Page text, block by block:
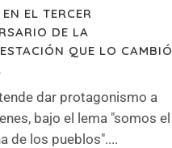
EL TERCER
DE LA
QUE LO CAMBIÓ
dar protagonismo a
bajo el lema "somos el
de los pueblos"....